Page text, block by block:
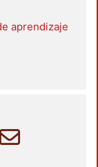
aprendizaje